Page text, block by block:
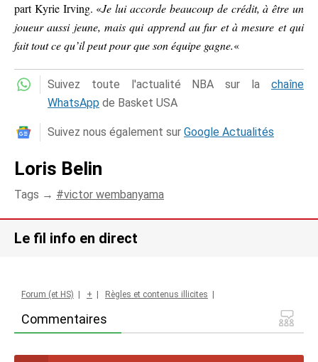
part Kyrie Irving. «Je lui accorde beaucoup de crédit, à être un
joueur aussi jeune, mais qui apprend au fur et à mesure et qui
fait tout ce qu’il peut pour que son équipe gagne.«
Suivez toute l'actualité NBA sur la chaîne
WhatsApp de Basket USA
Suivez nous également sur Google Actualités
Loris Belin
Tags → victor wembanyama
Le fil info en direct
Commentaires
Forum (et HS) + Règles et contenus illicites